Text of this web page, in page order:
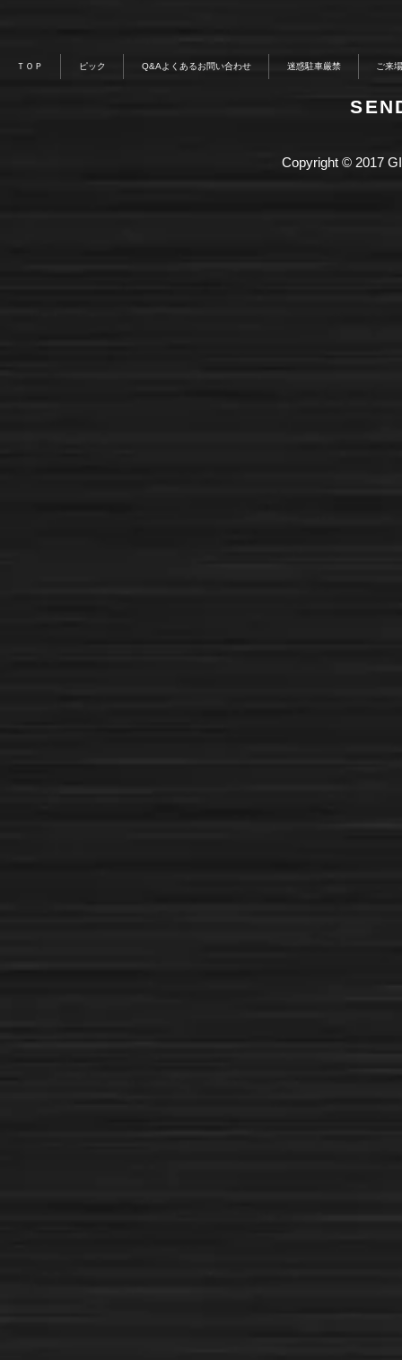
ＴＯＰ ピック Q&Aよくあるお問い合わせ 迷惑駐車厳禁 ご来
Copyright © 2017